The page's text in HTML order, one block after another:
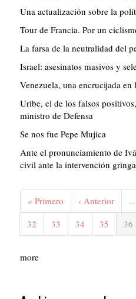
Una actualización sobre la
Tour de Francia. Por un
La farsa de la neutralidad del
Israel: asesinatos masivos y
Venezuela, una encrucijada
Uribe, el de los falsos
ministro de Defensa
Se nos fue Pepe Mujica
Ante el pronunciamiento de
civil ante la intervención
Paginación
Primera
página
« Primero
Página
anterior
‹ Anterior
Página
32 Página
33 Página
34 Página
35 36
more